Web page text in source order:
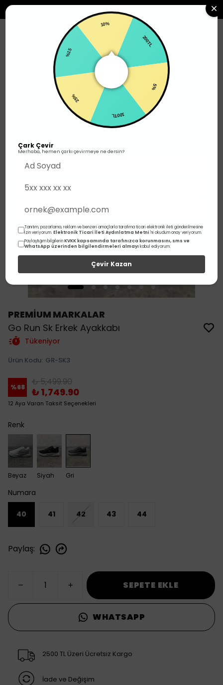
Yürüyüş
PREMİUM MARKALAR
Go Run Sk Erkek Ayakkabı
Tükeniyor
Ürün Kodu: GR-SK3
%68 ₺ 5,499.90
₺ 1,749.90
12 Aya Varan Taksit Seçenekleri
Renk
Beyaz Siyah Gri
Numara
40 41 42 43 44
Paylaş:
SEPETE EKLE
WHATSAPP
2500 TL Üzeri Ücretsiz Kargo
İade ve Değişim
10%
200TL
100TL
25%
%15
Çark Çevir
Merhaba, hemen çarkı çevirmeye ne dersin?
Tanıtım, pazarlama, reklam ve benzeri amaçlarla tarafıma ticari elektronik ileti gönderilmesine
izin veriyorum.Elektronik Ticari İleti Aydınlatma Metni 'ni okudum onay veriyorum.
Paylaştığım bilgilerinKVKK kapsamında tarafınızca korunmasını, sms ve
WhatsApp üzerinden bilgilendirmeleri almayı kabul ediyorum.
Çevir Kazan